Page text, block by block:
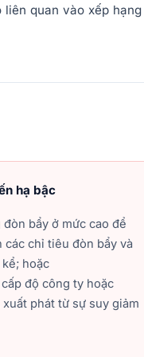
quan vào xếp
hạ bậc
bẩy ở mức cao để
chỉ tiêu đòn bẩy và
hoặc
độ công ty hoặc
phát từ sự suy giảm